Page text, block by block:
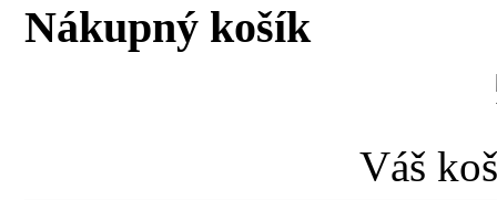
Nákupný košík
Váš